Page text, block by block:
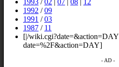
1992 /09
1991 /03
1987 / 11
[|/
date=%2F&action=DAY]
- AD -